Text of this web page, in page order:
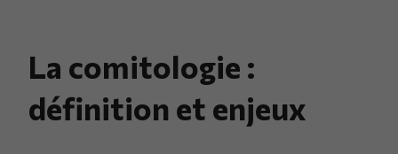
La comitologie :
définition et enjeux